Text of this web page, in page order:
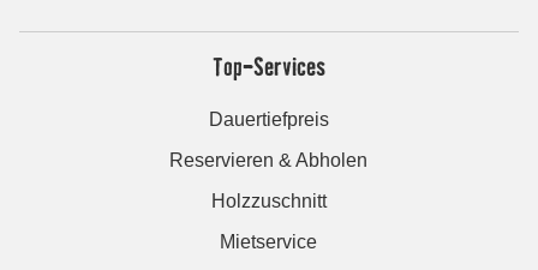
Top-Services
Dauertiefpreis
Reservieren & Abholen
Holzzuschnitt
Mietservice